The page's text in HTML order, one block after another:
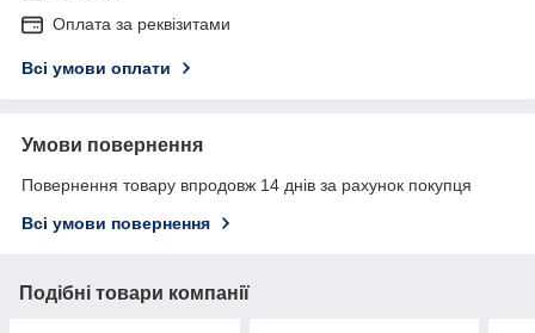
Оплата за реквізитами
Всі умови оплати
Умови повернення
Повернення товару впродовж 14 днів за рахунок покупця
Всі умови повернення
Подібні товари компанії